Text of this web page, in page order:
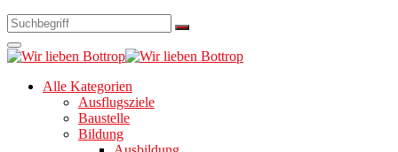
Alle Kategorien
Ausflugsziele
Baustelle
Bildung